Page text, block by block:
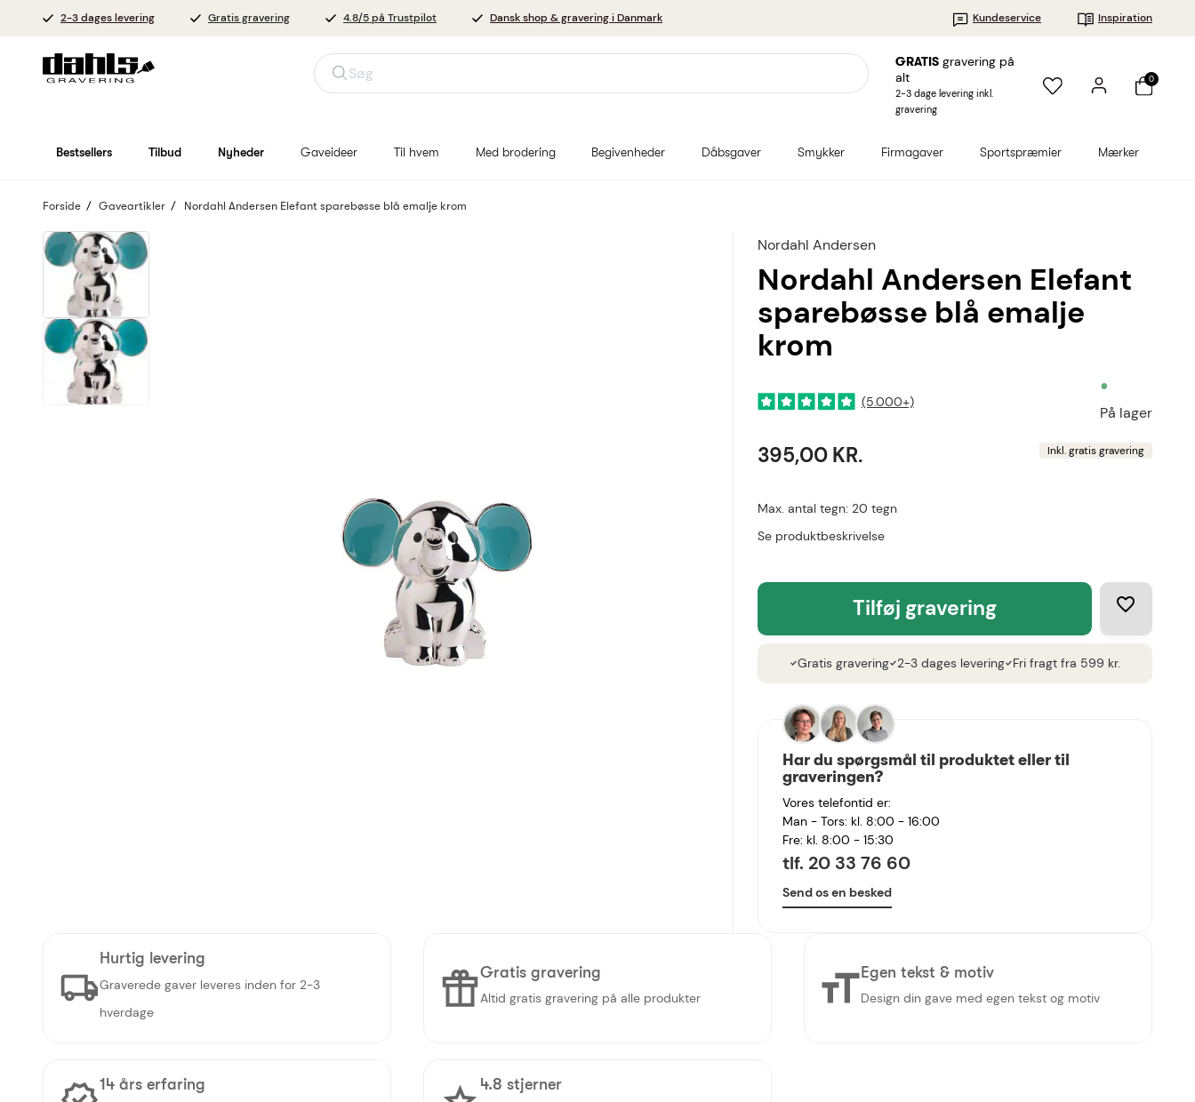
2-3 dages levering Gratis gravering 4.8/5 på Trustpilot Dansk shop & gravering i Danmark Inspiration
Kundeservice
Søg
GRATISgravering på
alt
2-3 dage levering inkl.
gravering
0
Bestsellers Tilbud Nyheder Gaveideer Til hvem Med brodering Begivenheder Dåbsgaver Smykker Firmagaver Sportspræmier Mærker
Forside Gaveartikler Nordahl Andersen Elefant sparebøsse blå emalje krom
Nordahl Andersen
Nordahl Andersen Elefant
sparebøsse blå emalje
krom
(5.000+)
•
På lager
395,00 KR. Inkl. gratis gravering
Max. antal tegn: 20 tegn
Se produktbeskrivelse
tilføj gravering
checkGratis graveringcheck2-3 dages leveringcheckFri fragt fra 599 kr.
Har du spørgsmål til produktet eller til
graveringen?
Vores telefontid er:
Man - Tors: kl. 8:00 - 16:00
Fre: kl. 8:00 - 15:30
tlf. 20 33 76 60
Send os en besked
Hurtig levering
Graverede gaver leveres inden for 2-3
hverdage
Gratis gravering
Altid gratis gravering på alle produkter
Egen tekst & motiv
Design din gave med egen tekst og motiv
14 års erfaring 4.8 stjerner